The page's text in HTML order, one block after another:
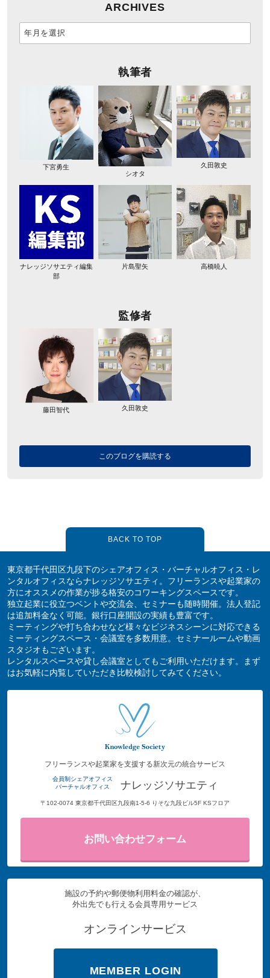
ARCHIVES
執筆者
下宮勇生
シオタ
久田敦史
ナレッジソサエティ編集
部
片島聖矢 高橋暁人
監修者
藤田智代 久田敦史
このブログを購読する
BACK TO TOP
東京都千代田区九段下のシェアオフィス・バーチャルオフィス・レ
ンタルオフィスならナレッジソサエティ。フリーランスや起業家の
方にオススメの作業が捗る格安のコワーキングスペースです。
独立起業に役立つベントや交流会、セミナーも随時開催。法人登記
は追加料金なく可能。銀行口座開設の実績も豊富です。
ミーティングや打ち合わせなど様々なビジネスシーンに対応できる
ミーティングスペース・会議室を多数用意。セミナールームや動画
スタジオもございます。
レンタルスペースや貸し会議室としてもご利用いただけます。まず
はお気軽に内覧していただき比較検討してみてください。
フリーランスや起業家を支援する新次元の統合サービス
会員制シェアオフィス
バーチャルオフィス
ナレッジソサエティ
〒102-0074 東京都千代田区九段南1-5-6 りそな九段ビル5F KSフロア
お問い合わせフォーム
施設の予約や郵便物利用料金の確認が、
外出先でも行える会員専用サービス
オンラインサービス
MEMBER LOGIN